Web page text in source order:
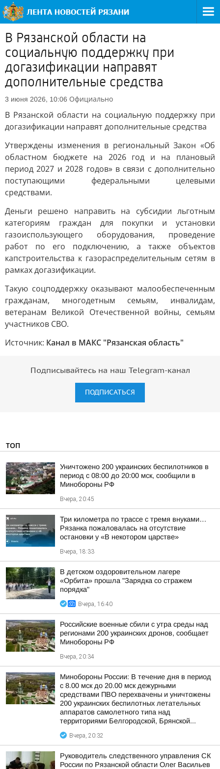
В Рязанской области на
социальную поддержку при
догазификации направят
дополнительные средства
3 июня 2026, 10:06 Официально
В Рязанской области на социальную поддержку при
догазификации направят дополнительные средства
Утверждены изменения в региональный Закон «Об
областном бюджете на 2026 год и на плановый
период 2027 и 2028 годов» в связи с дополнительно
поступающими федеральными целевыми
средствами.
Деньги решено направить на субсидии льготным
категориям граждан для покупки и установки
газоиспользующего оборудования, проведение
работ по его подключению, а также объектов
капстроительства к газораспределительным сетям в
рамках догазификации.
Такую соцподдержку оказывают малообеспеченным
гражданам, многодетным семьям, инвалидам,
ветеранам Великой Отечественной войны, семьям
участников СВО.
Источник: Канал в МАКС "Рязанская область"
Подписывайтесь на наш Telegram-канал
ПОДПИСАТЬСЯ
ТОП
Уничтожено 200 украинских беспилотников в
период с 08:00 до 20:00 мск, сообщили в
Минобороны РФ
Вчера, 20:45
Три километра по трассе с тремя внуками…
Рязанка пожаловалась на отсутствие
остановки у «В некотором царстве»
Вчера, 18:33
В детском оздоровительном лагере
«Орбита» прошла "Зарядка со стражем
порядка"
Вчера, 16:40
Российские военные сбили с утра среды над
регионами 200 украинских дронов, сообщает
Минобороны РФ
Вчера, 20:34
Минобороны России: В течение дня в период
с 8.00 мск до 20.00 мск дежурными
средствами ПВО перехвачены и уничтожены
200 украинских беспилотных летательных
аппаратов самолетного типа над
территориями Белгородской, Брянской...
Вчера, 20:32
Руководитель следственного управления СК
России по Рязанской области Олег Васильев